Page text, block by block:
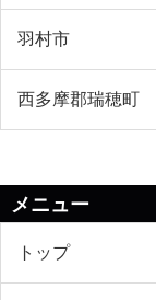
羽村市
西多摩郡瑞穂町
メニュー
トップ